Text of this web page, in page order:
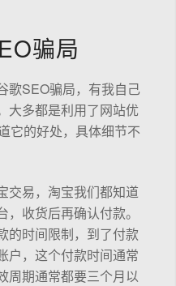
骗局
歌SEO骗局，有我自己
大多都是利用了网站优
它的好处，具体细节不
交易，淘宝我们都知道
收货后再确认付款。
的时间限制，到了付款
户，这个付款时间通常
周期通常都要三个月以